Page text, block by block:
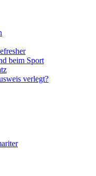
beim Sport
verlegt?